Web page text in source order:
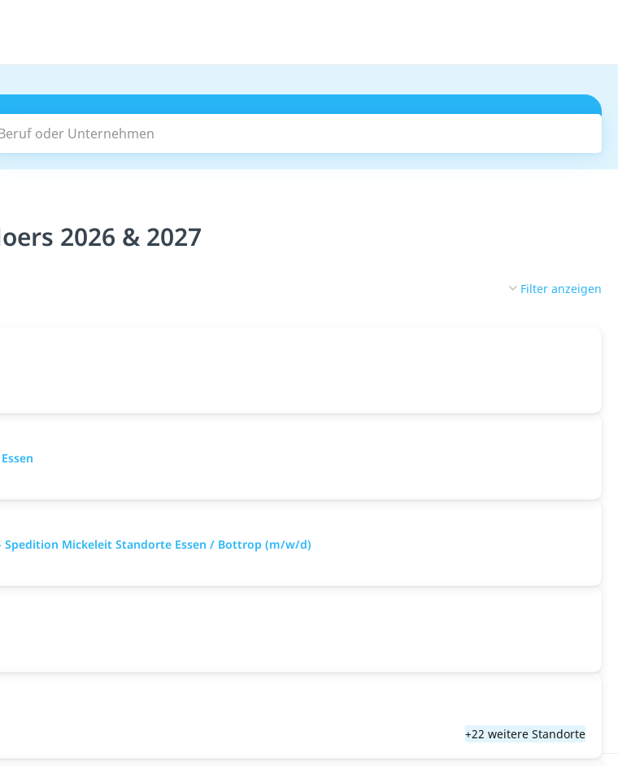
oder Unternehmen
2026 & 2027
Filter anzeigen
Mickeleit Standorte Essen / Bottrop (m/w/d)
+22 weitere Standorte